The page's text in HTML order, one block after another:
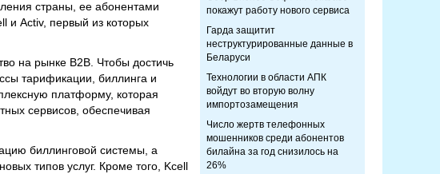
страны, ее абонентами
и Activ, первый из которых
на рынке B2B. Чтобы достичь
тарификации, биллинга и
платформу, которая
сервисов, обеспечивая
биллинговой системы, а
типов услуг. Кроме того, Kcell
покажут работу нового сервиса
Гарда защитит
неструктурированные данные в
Беларуси
Технологии в области АПК
войдут во вторую волну
импортозамещения
Число жертв телефонных
мошенников среди абонентов
билайна за год снизилось на
26%